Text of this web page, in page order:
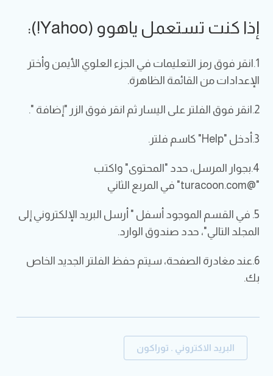
إذا كنت تستعمل ياهوو (Yahoo!):
1.انقر فوق رمز التعليمات في الجزء العلوي الأيمن وأختر
الإعدادات من القائمة الظاهرة.
2.انقر فوق الفلتر على اليسار ثم انقر فوق الزر "إضافة ".
3.أدخل "Help" كاسم فلتر.
4.بجوار المرسل، حدد "المحتوى" واكتب
"@turacoon.com" في المربع الثاني
5. في القسم الموجود أسفل " أرسل البريد الإلكتروني إلى
المجلد التالي"، حدد صندوق الوارد.
6.عند مغادرة الصفحة، سيتم حفظ الفلتر الجديد الخاص
بك.
البريد الاكتروني . توراكون